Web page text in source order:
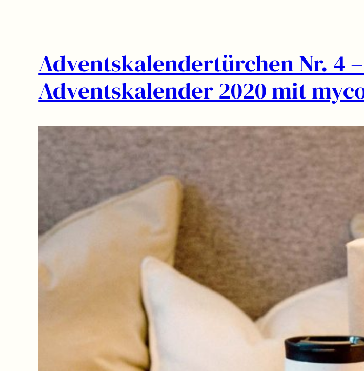
Adventskalendertürchen Nr. 4
Adventskalender 2020 mit